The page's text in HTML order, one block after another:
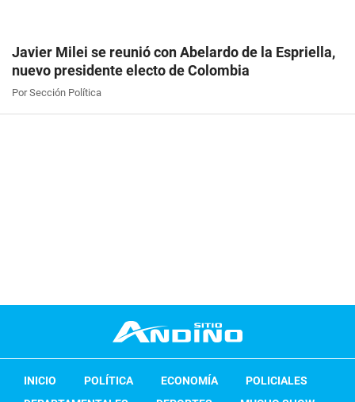
Javier Milei se reunió con Abelardo de la Espriella,
nuevo presidente electo de Colombia
Por Sección Política
INICIO POLÍTICA ECONOMÍA
POLICIALES